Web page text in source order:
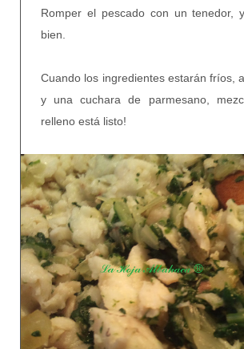
Romper el pescado con un tenedor,
bien.
Cuando los ingredientes estarán fríos,
y una cuchara de parmesano,
relleno está listo!